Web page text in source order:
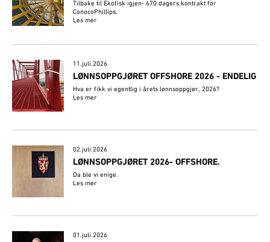
Tilbake til Ekofisk igjen- 670 dagers kontrakt for
ConocoPhillips.
Les mer
11.juli.2026
LØNNSOPPGJØRET OFFSHORE 2026 - ENDELIG
Hva er fikk vi egentlig i årets lønnsoppgjør, 2026?
Les mer
02.juli.2026
​LØNNSOPPGJØRET 2026- OFFSHORE.
Da ble vi enige.
Les mer
01.juli.2026